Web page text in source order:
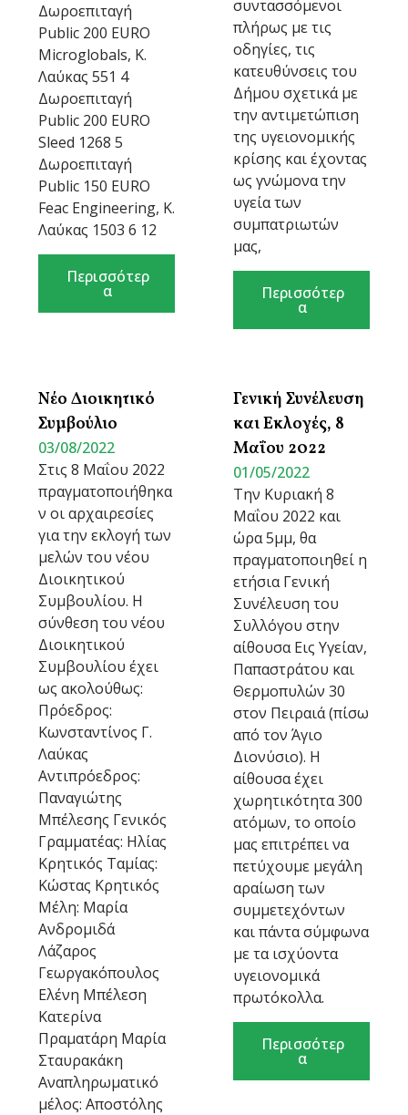
Δωροεπιταγή
Public 200 EURO
Microglobals, Κ.
Λαύκας 551 4
Δωροεπιταγή
Public 200 EURO
Sleed 1268 5
Δωροεπιταγή
Public 150 EURO
Feac Engineering, Κ.
Λαύκας 1503 6 12
Περισσότερ
α
συντασσόμενοι
πλήρως με τις
οδηγίες, τις
κατευθύνσεις του
Δήμου σχετικά με
την αντιμετώπιση
της υγειονομικής
κρίσης και έχοντας
ως γνώμονα την
υγεία των
συμπατριωτών
μας,
Περισσότερ
α
Νέο Διοικητικό
Συμβούλιο
03/08/2022
Στις 8 Μαΐου 2022
πραγματοποιήθηκα
ν οι αρχαιρεσίες
για την εκλογή των
μελών του νέου
Διοικητικού
Συμβουλίου. Η
σύνθεση του νέου
Διοικητικού
Συμβουλίου έχει
ως ακολούθως:
Πρόεδρος:
Κωνσταντίνος Γ.
Λαύκας
Αντιπρόεδρος:
Παναγιώτης
Μπέλεσης Γενικός
Γραμματέας: Ηλίας
Κρητικός Ταμίας:
Κώστας Κρητικός
Μέλη: Μαρία
Ανδρομιδά
Λάζαρος
Γεωργακόπουλος
Ελένη Μπέλεση
Κατερίνα
Πραματάρη Μαρία
Σταυρακάκη
Αναπληρωματικό
μέλος: Αποστόλης
Γενική Συνέλευση
και Εκλογές, 8
Μαΐου 2022
01/05/2022
Την Κυριακή 8
Μαΐου 2022 και
ώρα 5μμ, θα
πραγματοποιηθεί η
ετήσια Γενική
Συνέλευση του
Συλλόγου στην
αίθουσα Εις Υγείαν,
Παπαστράτου και
Θερμοπυλών 30
στον Πειραιά (πίσω
από τον Άγιο
Διονύσιο). Η
αίθουσα έχει
χωρητικότητα 300
ατόμων, το οποίο
μας επιτρέπει να
πετύχουμε μεγάλη
αραίωση των
συμμετεχόντων
και πάντα σύμφωνα
με τα ισχύοντα
υγειονομικά
πρωτόκολλα.
Περισσότερ
α